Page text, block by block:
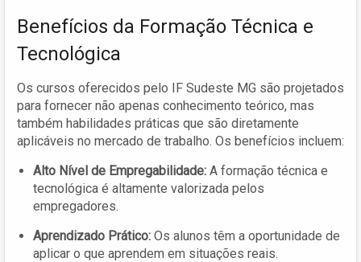
Benefícios da Formação Técnica e
Tecnológica
Os cursos oferecidos pelo IF Sudeste MG são projetados
para fornecer não apenas conhecimento teórico, mas
também habilidades práticas que são diretamente
aplicáveis no mercado de trabalho. Os benefícios incluem:
Alto Nível de Empregabilidade: A formação técnica e
tecnológica é altamente valorizada pelos
empregadores.
Aprendizado Prático: Os alunos têm a oportunidade de
aplicar o que aprendem em situações reais.